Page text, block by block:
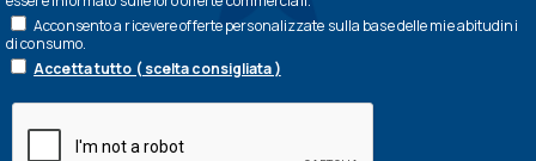
Acconsento a ricevere offerte personalizzate sulla base delle mie abitudini
di consumo.
Accetta tutto ( scelta consigliata )